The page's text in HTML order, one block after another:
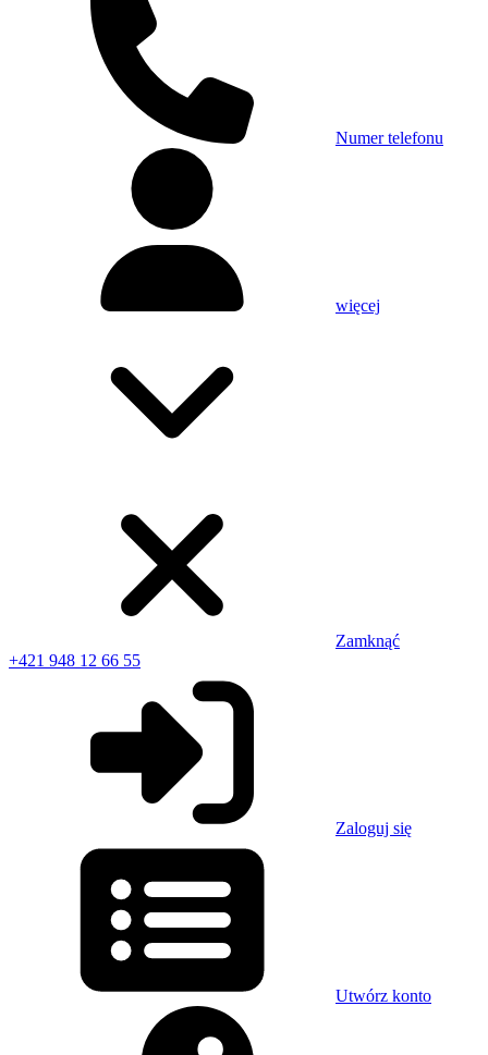
Numer telefonu
więcej
Zamknąć
+421 948 12 66 55
Zaloguj się
Utwórz konto